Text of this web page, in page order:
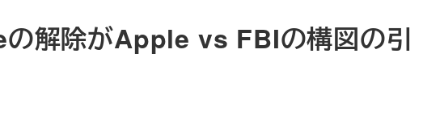
解除がApple vs FBIの構図の引